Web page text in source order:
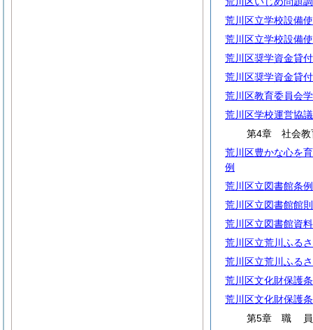
荒川区立学校設備
荒川区立学校設備
荒川区奨学資金貸
荒川区奨学資金貸
荒川区教育委員会
荒川区学校運営協
第4章 社会教
荒川区豊かな心を
例
荒川区立図書館条例
荒川区立図書館館則
荒川区立図書館資
荒川区立荒川ふる
荒川区立荒川ふる
荒川区文化財保護
荒川区文化財保護
第5章 職
員